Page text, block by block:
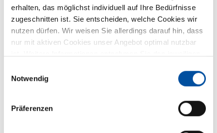
erhalten, das möglichst individuell auf Ihre Bedürfnisse
zugeschnitten ist. Sie entscheiden, welche Cookies wir
nutzen dürfen. Wir weisen Sie allerdings darauf hin, dass
nur mit aktiven Cookies unser Angebot optimal nutzbar
Notwendig
Präferenzen
Doppel-/franz. Bett ab 3 Schlafplätze
Schlafplätze